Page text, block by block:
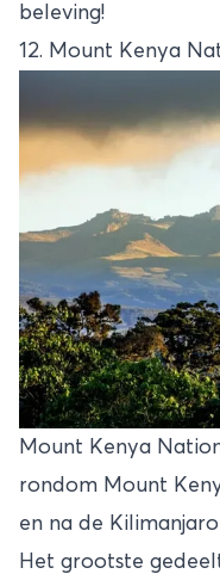
beleving!
12. Mount Kenya
Mount Kenya
rondom Mount
en na de
Het grootste